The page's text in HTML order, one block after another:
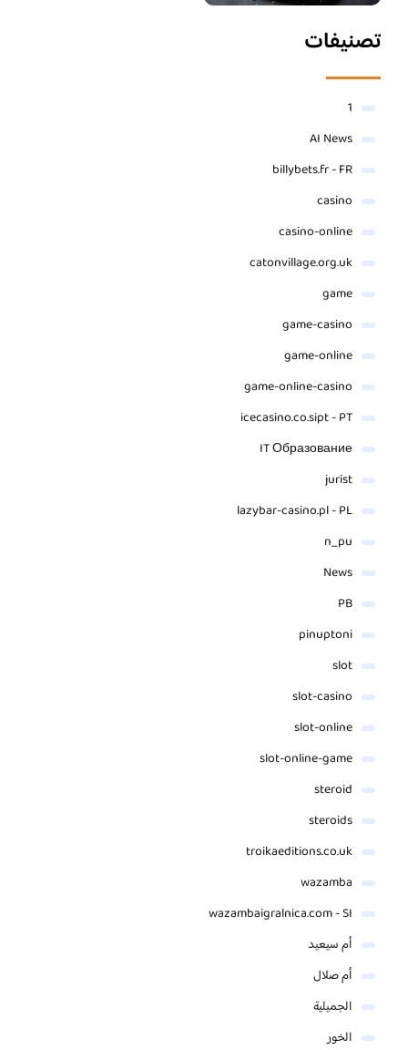
تصنيفات
1
AI News
billybets.fr - FR
casino
casino-online
catonvillage.org.uk
game
game-casino
game-online
game-online-casino
icecasino.co.sipt - PT
IT Образование
jurist
lazybar-casino.pl - PL
n_pu
News
PB
pinuptoni
slot
slot-casino
slot-online
slot-online-game
steroid
steroids
troikaeditions.co.uk
wazamba
wazambaigralnica.com - SI
أم سيعيد
أم صلال
الجميلية
الخور